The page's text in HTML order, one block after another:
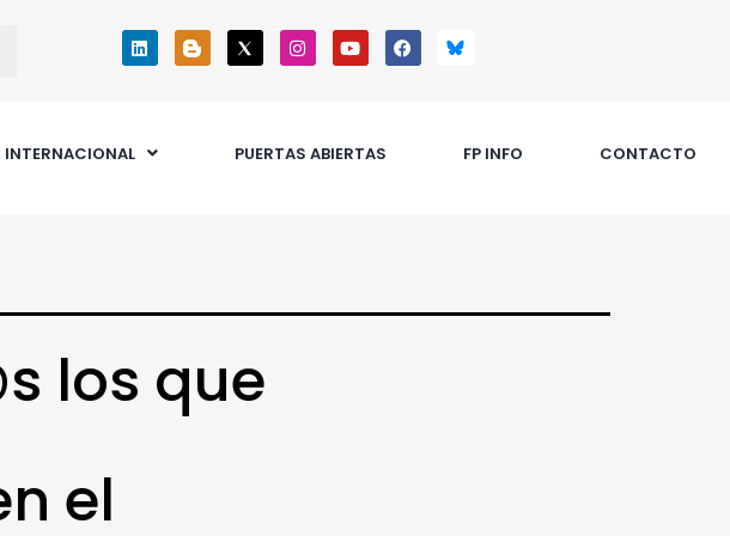
INTERNACIONAL PUERTAS ABIERTAS FP INFO CONTACTO
los que
el